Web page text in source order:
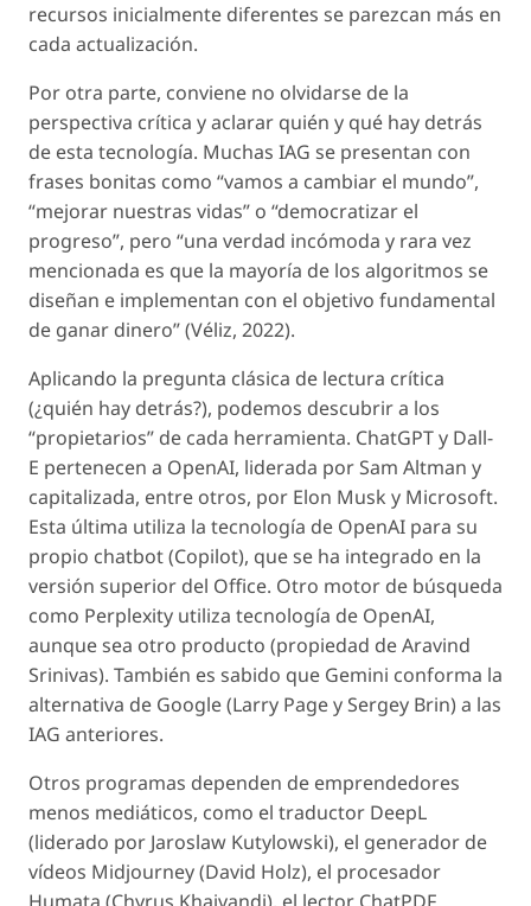
recursos inicialmente diferentes se parezcan más en
cada actualización.
Por otra parte, conviene no olvidarse de la
perspectiva crítica y aclarar quién y qué hay detrás
de esta tecnología. Muchas IAG se presentan con
frases bonitas como “vamos a cambiar el mundo”,
“mejorar nuestras vidas” o “democratizar el
progreso”, pero “una verdad incómoda y rara vez
mencionada es que la mayoría de los algoritmos se
diseñan e implementan con el objetivo fundamental
de ganar dinero” (Véliz, 2022).
Aplicando la pregunta clásica de lectura crítica
(¿quién hay detrás?), podemos descubrir a los
“propietarios” de cada herramienta. ChatGPTy Dall-
E pertenecen a OpenAI, liderada por Sam Altman y
capitalizada, entre otros, por Elon Musk y Microsoft.
Esta última utiliza la tecnología de OpenAI para su
propio chatbot (Copilot), que se ha integrado en la
versión superior del Office. Otro motor de búsqueda
como Perplexity utiliza tecnología de OpenAI,
aunque sea otro producto (propiedad de Aravind
Srinivas). También es sabido que Gemini conforma la
alternativa de Google (Larry Page y Sergey Brin) a las
IAG anteriores.
Otros programas dependen de emprendedores
menos mediáticos, como el traductor DeepL
(liderado por Jaroslaw Kutylowski), el generador de
vídeos Midjourney(David Holz), el procesador